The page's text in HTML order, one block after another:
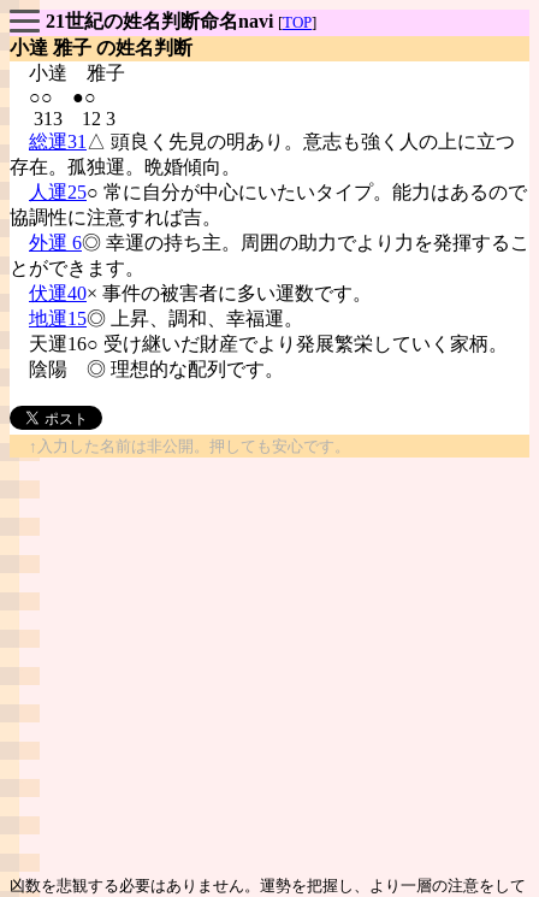
21世紀の姓名判断命名navi [TOP]
小達 雅子 の姓名判断
小達 雅子
○○ ●○
313 12 3
総運31 △ 頭良く先見の明あり。意志も強く人の上に立つ
存在。孤独運。晩婚傾向。
人運25○ 常に自分が中心にいたいタイプ。能力はあるので
協調性に注意すれば吉。
外運 6◎ 幸運の持ち主。周囲の助力でより力を発揮するこ
とができます。
伏運40× 事件の被害者に多い運数です。
地運15◎ 上昇、調和、幸福運。
天運16○ 受け継いだ財産でより発展繁栄していく家柄。
陰陽 ◎ 理想的な配列です。
↑入力した名前は非公開。押しても安心です。
凶数を悲観する必要はありません。運勢を把握し、より一層の注意をして